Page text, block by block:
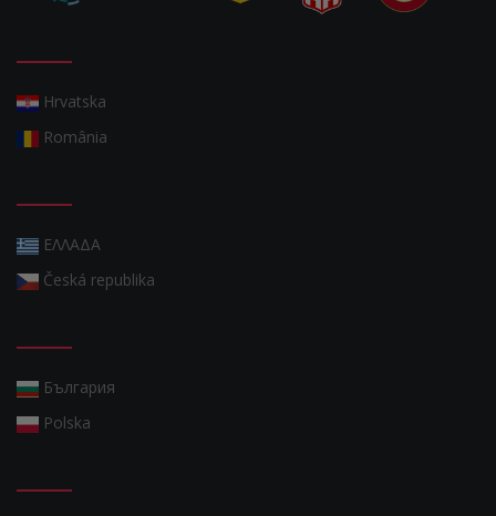
Hrvatska
România
ΕΛΛΑΔΑ
Česká republika
България
Polska